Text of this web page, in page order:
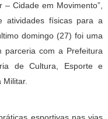
Cidade em Movimento”,
atividades físicas para a
domingo (27) foi uma
parceria com a Prefeitura
de Cultura, Esporte e